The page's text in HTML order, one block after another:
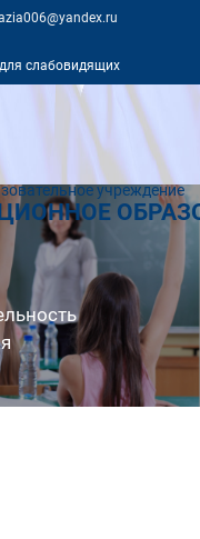
слабовидящих
учреждение